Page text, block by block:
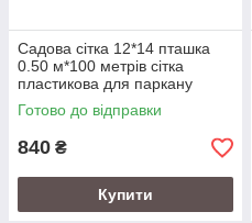
Садова сітка 12*14 пташка
0.50 м*100 метрів сітка
пластикова для паркану
Готово до відправки
840 ₴
Купити